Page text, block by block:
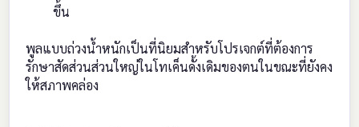
ขึ้น
พูลแบบถ่วงน้ำหนักเป็นที่นิยมสำหรับโปรเจกต์ที่ต้องการ
รักษาสัดส่วนส่วนใหญ่ในโทเค็นดั้งเดิมของตนในขณะที่ยังคง
ให้สภาพคล่อง